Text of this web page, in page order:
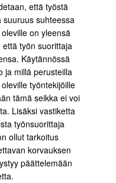
että työstä
suuruus suhteessa
on yleensä
työn suorittaja
Käytännössä
ja millä perusteilla
työntekijöille
tämä seikka ei voi
Lisäksi vastiketta
työnsuorittaja
ollut tarkoitus
korvauksen
päättelemään